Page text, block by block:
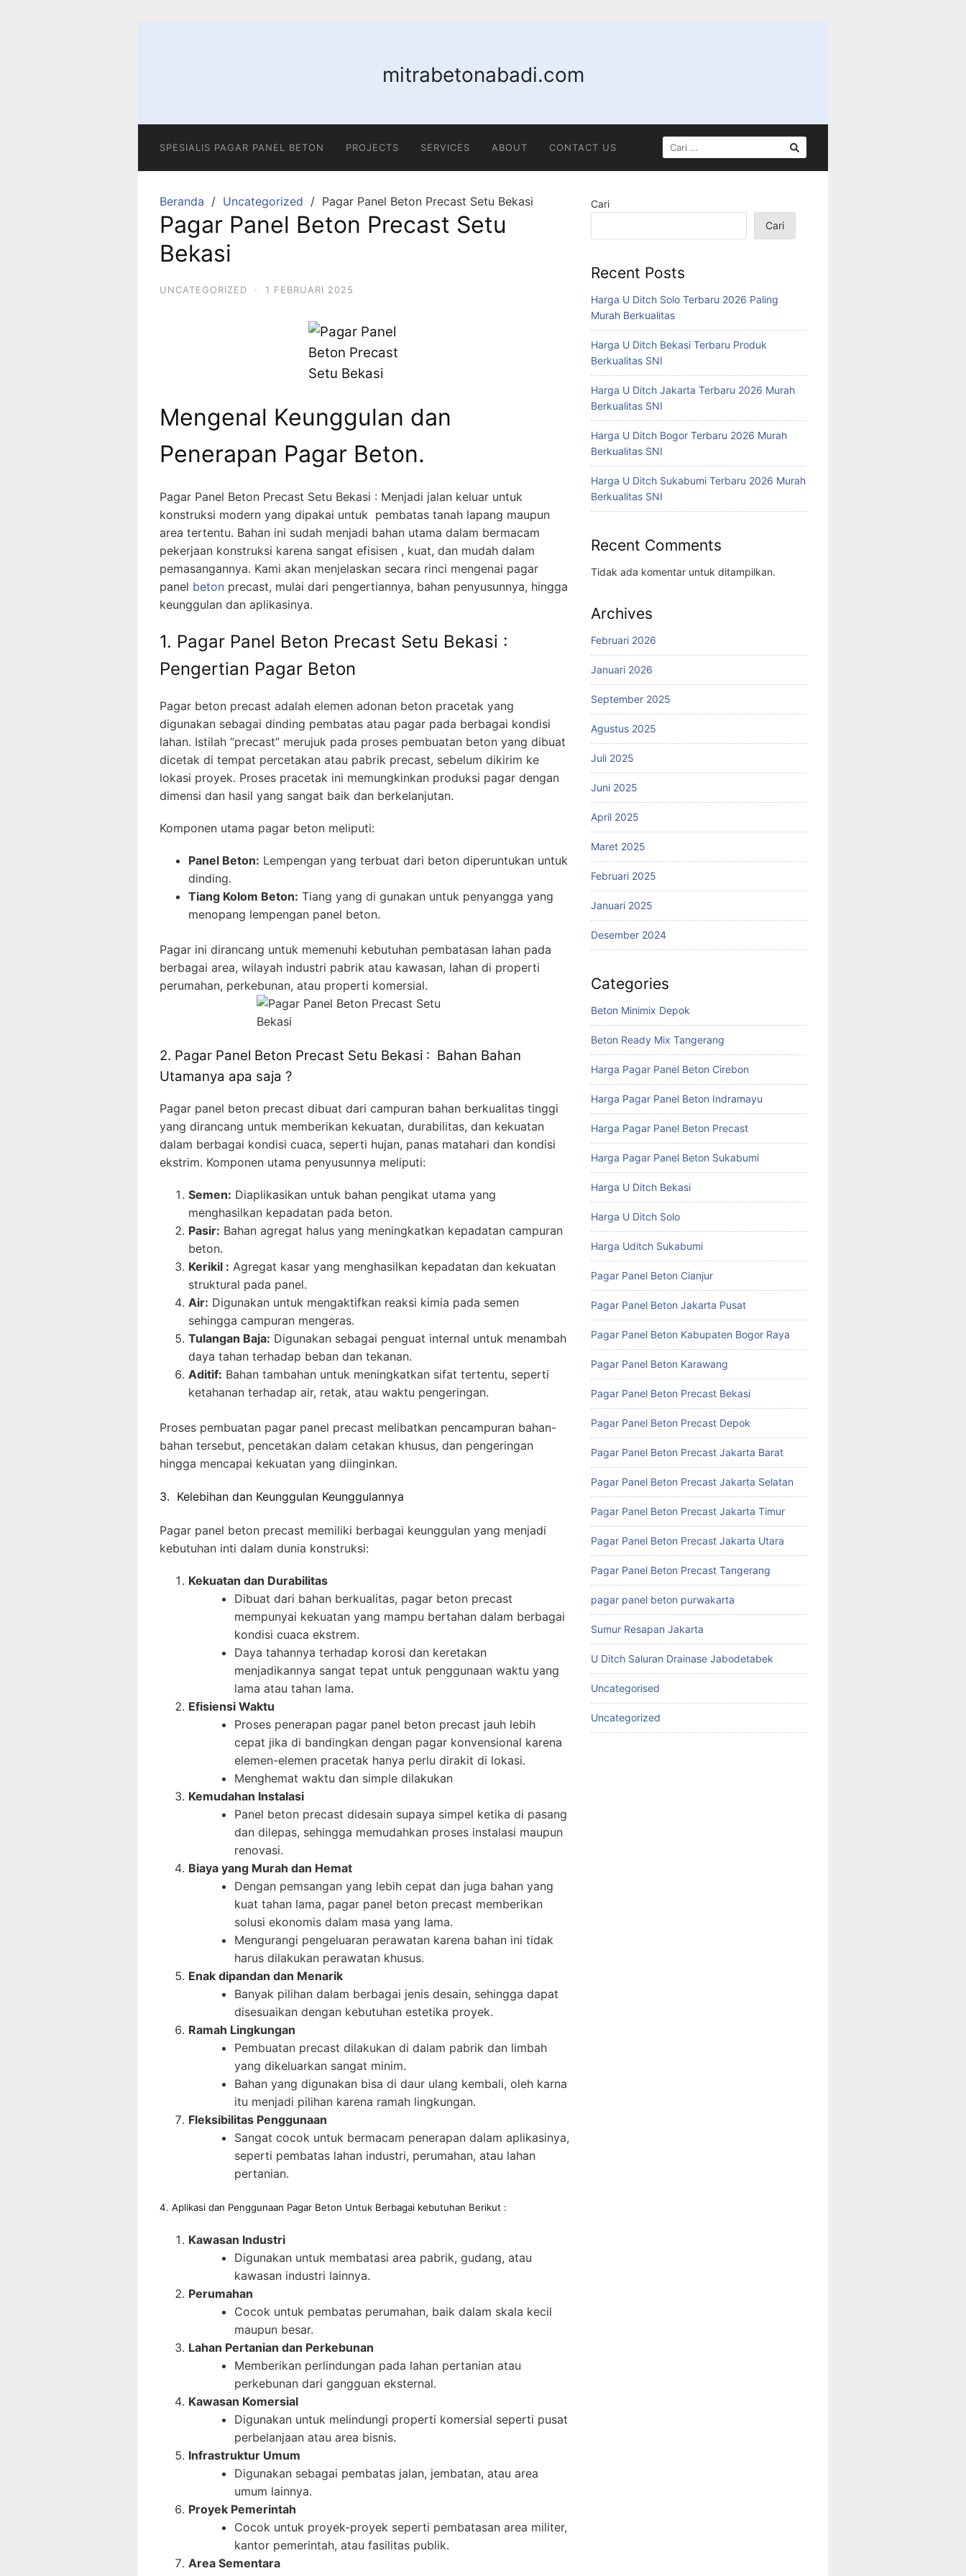
mitrabetonabadi.com
SPESIALIS PAGAR PANEL BETON PROJECTS SERVICES ABOUT CONTACT US
CARI
UNTUK:
Beranda Uncategorized Pagar Panel Beton Precast Setu Bekasi
Pagar Panel Beton Precast Setu
Bekasi
UNCATEGORIZED · 1 FEBRUARI 2025
Mengenal Keunggulan dan
Penerapan Pagar Beton.
Pagar Panel Beton Precast Setu Bekasi : Menjadi jalan keluar untuk
konstruksi modern yang dipakai untuk pembatas tanah lapang maupun
area tertentu. Bahan ini sudah menjadi bahan utama dalam bermacam
pekerjaan konstruksi karena sangat efisisen , kuat, dan mudah dalam
pemasangannya. Kami akan menjelaskan secara rinci mengenai pagar
panel beton precast, mulai dari pengertiannya, bahan penyusunnya, hingga
keunggulan dan aplikasinya.
1. Pagar Panel Beton Precast Setu Bekasi :
Pengertian Pagar Beton
Pagar beton precast adalah elemen adonan beton pracetak yang
digunakan sebagai dinding pembatas atau pagar pada berbagai kondisi
lahan. Istilah “precast” merujuk pada proses pembuatan beton yang dibuat
dicetak di tempat percetakan atau pabrik precast, sebelum dikirim ke
lokasi proyek. Proses pracetak ini memungkinkan produksi pagar dengan
dimensi dan hasil yang sangat baik dan berkelanjutan.
Komponen utama pagar beton meliputi:
Panel Beton: Lempengan yang terbuat dari beton diperuntukan untuk
dinding.
Tiang Kolom Beton: Tiang yang di gunakan untuk penyangga yang
menopang lempengan panel beton.
Pagar ini dirancang untuk memenuhi kebutuhan pembatasan lahan pada
berbagai area, wilayah industri pabrik atau kawasan, lahan di properti
perumahan, perkebunan, atau properti komersial.
2. Pagar Panel Beton Precast Setu Bekasi : Bahan Bahan
Utamanya apa saja ?
Pagar panel beton precast dibuat dari campuran bahan berkualitas tinggi
yang dirancang untuk memberikan kekuatan, durabilitas, dan kekuatan
dalam berbagai kondisi cuaca, seperti hujan, panas matahari dan kondisi
ekstrim. Komponen utama penyusunnya meliputi:
Semen: Diaplikasikan untuk bahan pengikat utama yang
menghasilkan kepadatan pada beton.
Pasir: Bahan agregat halus yang meningkatkan kepadatan campuran
beton.
Kerikil : Agregat kasar yang menghasilkan kepadatan dan kekuatan
struktural pada panel.
Air: Digunakan untuk mengaktifkan reaksi kimia pada semen
sehingga campuran mengeras.
Tulangan Baja: Digunakan sebagai penguat internal untuk menambah
daya tahan terhadap beban dan tekanan.
Aditif: Bahan tambahan untuk meningkatkan sifat tertentu, seperti
ketahanan terhadap air, retak, atau waktu pengeringan.
Proses pembuatan pagar panel precast melibatkan pencampuran bahan-
bahan tersebut, pencetakan dalam cetakan khusus, dan pengeringan
hingga mencapai kekuatan yang diinginkan.
3. Kelebihan dan Keunggulan Keunggulannya
Pagar panel beton precast memiliki berbagai keunggulan yang menjadi
kebutuhan inti dalam dunia konstruksi:
Kekuatan dan Durabilitas
Dibuat dari bahan berkualitas, pagar beton precast
mempunyai kekuatan yang mampu bertahan dalam berbagai
kondisi cuaca ekstrem.
Daya tahannya terhadap korosi dan keretakan
menjadikannya sangat tepat untuk penggunaan waktu yang
lama atau tahan lama.
Efisiensi Waktu
Proses penerapan pagar panel beton precast jauh lebih
cepat jika di bandingkan dengan pagar konvensional karena
elemen-elemen pracetak hanya perlu dirakit di lokasi.
Menghemat waktu dan simple dilakukan
Kemudahan Instalasi
Panel beton precast didesain supaya simpel ketika di pasang
dan dilepas, sehingga memudahkan proses instalasi maupun
renovasi.
Biaya yang Murah dan Hemat
Dengan pemsangan yang lebih cepat dan juga bahan yang
kuat tahan lama, pagar panel beton precast memberikan
solusi ekonomis dalam masa yang lama.
Mengurangi pengeluaran perawatan karena bahan ini tidak
harus dilakukan perawatan khusus.
Enak dipandan dan Menarik
Banyak pilihan dalam berbagai jenis desain, sehingga dapat
disesuaikan dengan kebutuhan estetika proyek.
Ramah Lingkungan
Pembuatan precast dilakukan di dalam pabrik dan limbah
yang dikeluarkan sangat minim.
Bahan yang digunakan bisa di daur ulang kembali, oleh karna
itu menjadi pilihan karena ramah lingkungan.
Fleksibilitas Penggunaan
Sangat cocok untuk bermacam penerapan dalam aplikasinya,
seperti pembatas lahan industri, perumahan, atau lahan
pertanian.
4. Aplikasi dan Penggunaan Pagar Beton Untuk Berbagai kebutuhan Berikut :
Kawasan Industri
Digunakan untuk membatasi area pabrik, gudang, atau
kawasan industri lainnya.
Perumahan
Cocok untuk pembatas perumahan, baik dalam skala kecil
maupun besar.
Lahan Pertanian dan Perkebunan
Memberikan perlindungan pada lahan pertanian atau
perkebunan dari gangguan eksternal.
Kawasan Komersial
Digunakan untuk melindungi properti komersial seperti pusat
perbelanjaan atau area bisnis.
Infrastruktur Umum
Digunakan sebagai pembatas jalan, jembatan, atau area
umum lainnya.
Proyek Pemerintah
Cocok untuk proyek-proyek seperti pembatasan area militer,
kantor pemerintah, atau fasilitas publik.
Area Sementara
Cari
Cari
Recent Posts
Harga U Ditch Solo Terbaru 2026 Paling
Murah Berkualitas
Harga U Ditch Bekasi Terbaru Produk
Berkualitas SNI
Harga U Ditch Jakarta Terbaru 2026 Murah
Berkualitas SNI
Harga U Ditch Bogor Terbaru 2026 Murah
Berkualitas SNI
Harga U Ditch Sukabumi Terbaru 2026 Murah
Berkualitas SNI
Recent Comments
Tidak ada komentar untuk ditampilkan.
Archives
Februari 2026
Januari 2026
September 2025
Agustus 2025
Juli 2025
Juni 2025
April 2025
Maret 2025
Februari 2025
Januari 2025
Desember 2024
Categories
Beton Minimix Depok
Beton Ready Mix Tangerang
Harga Pagar Panel Beton Cirebon
Harga Pagar Panel Beton Indramayu
Harga Pagar Panel Beton Precast
Harga Pagar Panel Beton Sukabumi
Harga U Ditch Bekasi
Harga U Ditch Solo
Harga Uditch Sukabumi
Pagar Panel Beton Cianjur
Pagar Panel Beton Jakarta Pusat
Pagar Panel Beton Kabupaten Bogor Raya
Pagar Panel Beton Karawang
Pagar Panel Beton Precast Bekasi
Pagar Panel Beton Precast Depok
Pagar Panel Beton Precast Jakarta Barat
Pagar Panel Beton Precast Jakarta Selatan
Pagar Panel Beton Precast Jakarta Timur
Pagar Panel Beton Precast Jakarta Utara
Pagar Panel Beton Precast Tangerang
pagar panel beton purwakarta
Sumur Resapan Jakarta
U Ditch Saluran Drainase Jabodetabek
Uncategorised
Uncategorized